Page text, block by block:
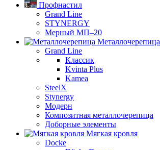
Профнастил
Grand Line
STYNERGY
Мерный МП–20
Металлочерепица
Grand Line
Классик
Kvinta Plus
Kamea
SteelX
Stynergy
Модерн
Композитная металлочерепица
Доборные элементы
Мягкая кровля
Docke